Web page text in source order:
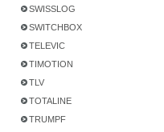
SWISSLOG
SWITCHBOX
TELEVIC
TIMOTION
TLV
TOTALINE
TRUMPF